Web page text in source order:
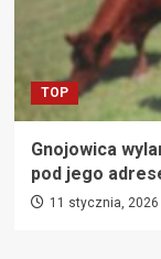
TOP
Gnojowica
pod jego
11 stycznia, 2026